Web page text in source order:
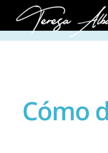
content
Cómo